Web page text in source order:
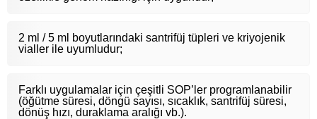
2 ml / 5 ml boyutlarındaki santrifüj tüpleri ve kriyojenik
vialler ile uyumludur;
Farklı uygulamalar için çeşitli SOP’ler programlanabilir
(öğütme süresi, döngü sayısı, sıcaklık, santrifüj süresi,
dönüş hızı, duraklama aralığı vb.).